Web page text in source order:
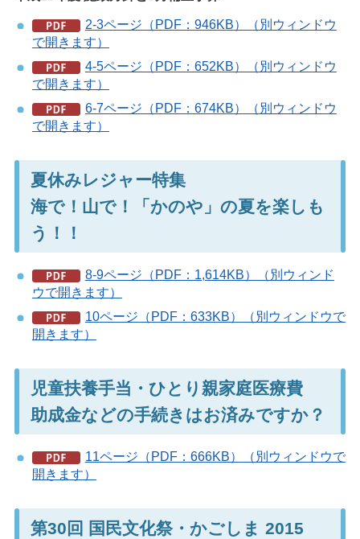
2-3ページ（PDF：946KB）（別ウィンドウ
で開きます）
4-5ページ（PDF：652KB）（別ウィンドウ
で開きます）
6-7ページ（PDF：674KB）（別ウィンドウ
で開きます）
夏休みレジャー特集
海で！山で！「かのや」の夏を楽しも
う！！
8-9ページ（PDF：1,614KB）（別ウィンド
ウで開きます）
10ページ（PDF：633KB）（別ウィンドウで
開きます）
児童扶養手当・ひとり親家庭医療費
助成金などの手続きはお済みですか？
11ページ（PDF：666KB）（別ウィンドウで
開きます）
第30回 国民文化祭・かごしま 2015